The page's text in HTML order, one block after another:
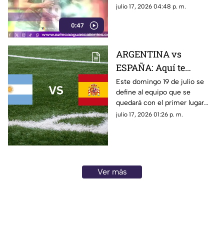
0:47
tras destacar en Europa,
julio 17, 2026 04:48 p. m.
ARGENTINA vs
ESPAÑA: Aquí te
decimos donde ver en
vivo y gratis la final de
la Copa Mundial de la
FIFA 2026™ este
Este domingo 19 de julio se
define al equipo que se
quedará con el primer lugar
entre Argentina y España.
julio 17, 2026 01:26 p. m.
Ver más